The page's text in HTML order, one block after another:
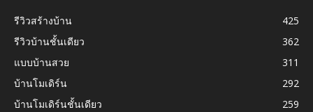
รีวิวสร้างบ้าน
425
รีวิวบ้านชั้นเดียว
362
แบบบ้านสวย
311
บ้านโมเดิร์น
292
บ้านโมเดิร์นชั้นเดียว
259